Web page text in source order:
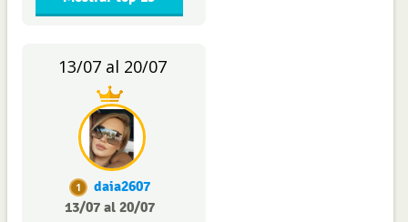
13/07 al 20/07
1
daia2607
13/07 al 20/07